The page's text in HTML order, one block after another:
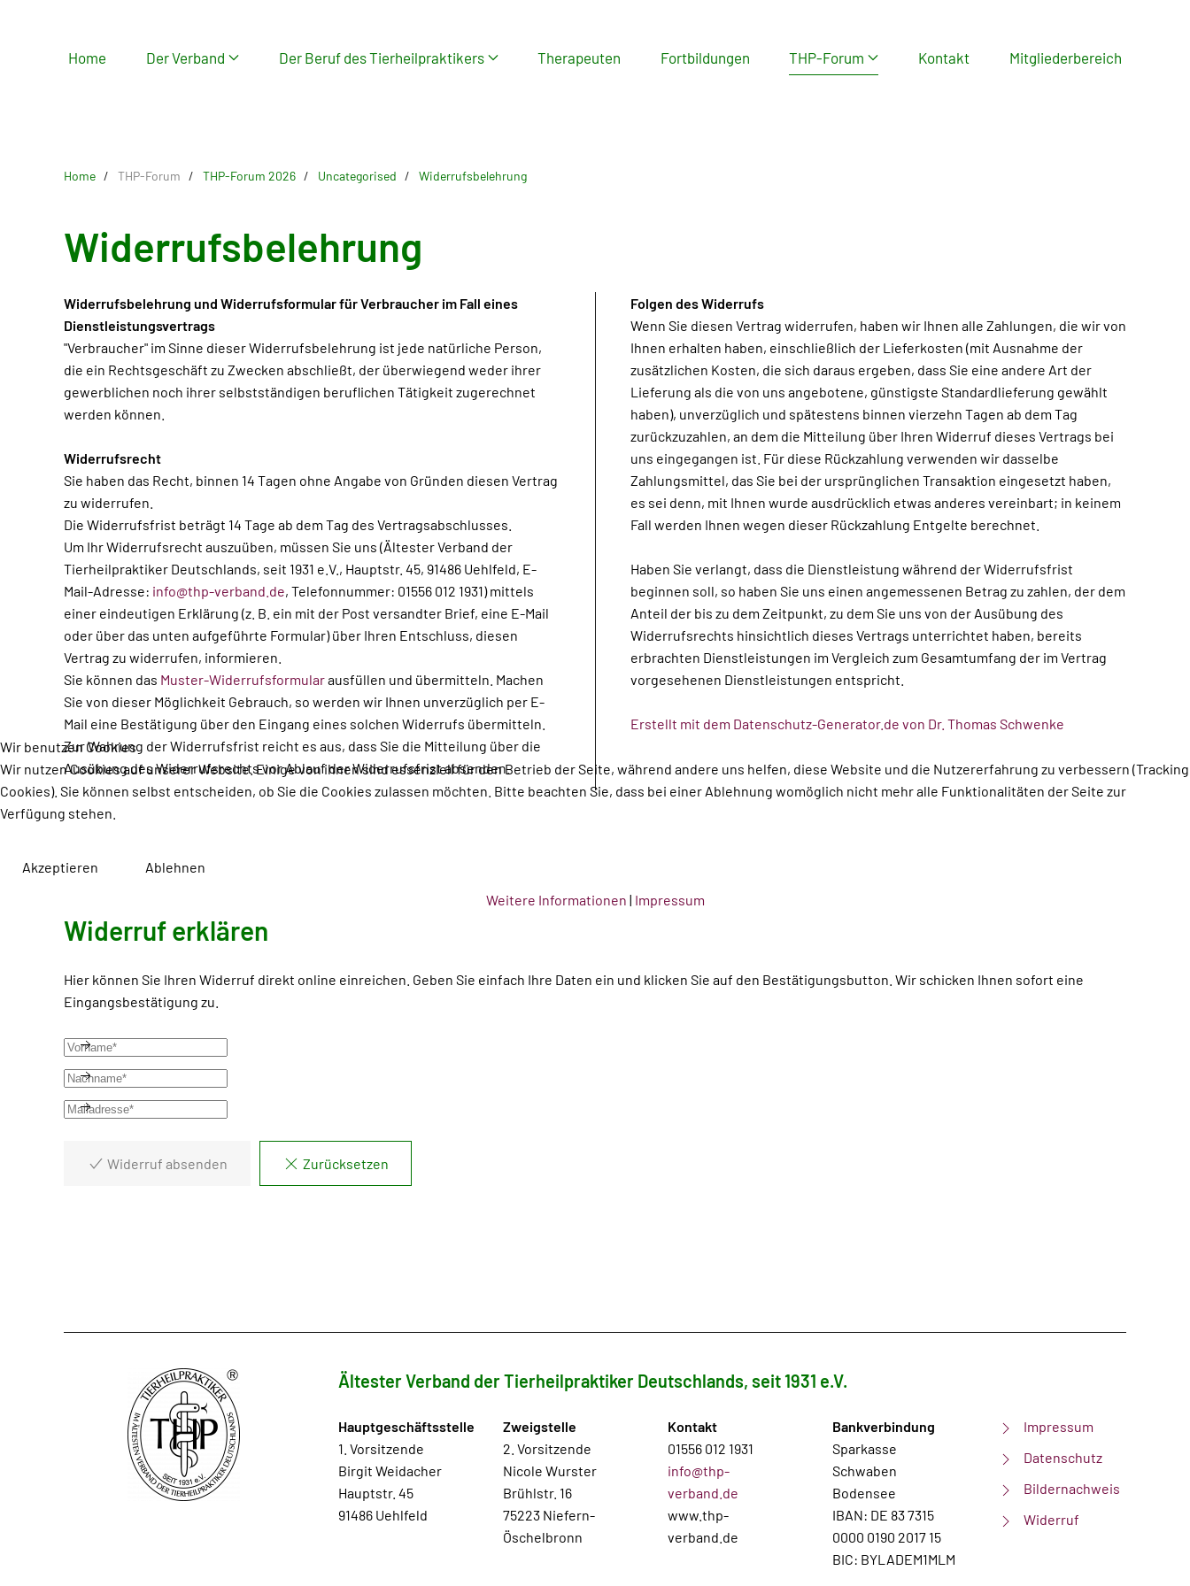
Home Der Verband Der Beruf des Tierheilpraktikers Therapeuten Fortbildungen THP-Forum Kontakt Mitgliederbereich
Home THP-Forum THP-Forum 2026 Uncategorised Widerrufsbelehrung
Widerrufsbelehrung
Widerrufsbelehrung und Widerrufsformular für Verbraucher im Fall eines
Dienstleistungsvertrags
"Verbraucher" im Sinne dieser Widerrufsbelehrung ist jede natürliche Person,
die ein Rechtsgeschäft zu Zwecken abschließt, der überwiegend weder ihrer
gewerblichen noch ihrer selbstständigen beruflichen Tätigkeit zugerechnet
werden können.
Widerrufsrecht
Sie haben das Recht, binnen 14 Tagen ohne Angabe von Gründen diesen Vertrag
zu widerrufen.
Die Widerrufsfrist beträgt 14 Tage ab dem Tag des Vertragsabschlusses.
Um Ihr Widerrufsrecht auszuüben, müssen Sie uns (Ältester Verband der
Tierheilpraktiker Deutschlands, seit 1931 e.V., Hauptstr. 45, 91486 Uehlfeld, E-
Mail-Adresse: info@thp-verband.de, Telefonnummer: 01556 012 1931) mittels
einer eindeutigen Erklärung (z. B. ein mit der Post versandter Brief, eine E-Mail
oder über das unten aufgeführte Formular) über Ihren Entschluss, diesen
Vertrag zu widerrufen, informieren.
Sie können das Muster-Widerrufsformularausfüllen und übermitteln. Machen
Sie von dieser Möglichkeit Gebrauch, so werden wir Ihnen unverzüglich per E-
Mail eine Bestätigung über den Eingang eines solchen Widerrufs übermitteln.
Zur Wahrung der Widerrufsfrist reicht es aus, dass Sie die Mitteilung über die
Ausübung des Widerrufsrechts vor Ablauf der Widerrufsfrist absenden.
Folgen des Widerrufs
Wenn Sie diesen Vertrag widerrufen, haben wir Ihnen alle Zahlungen, die wir von
Ihnen erhalten haben, einschließlich der Lieferkosten (mit Ausnahme der
zusätzlichen Kosten, die sich daraus ergeben, dass Sie eine andere Art der
Lieferung als die von uns angebotene, günstigste Standardlieferung gewählt
haben), unverzüglich und spätestens binnen vierzehn Tagen ab dem Tag
zurückzuzahlen, an dem die Mitteilung über Ihren Widerruf dieses Vertrags bei
uns eingegangen ist. Für diese Rückzahlung verwenden wir dasselbe
Zahlungsmittel, das Sie bei der ursprünglichen Transaktion eingesetzt haben,
es sei denn, mit Ihnen wurde ausdrücklich etwas anderes vereinbart; in keinem
Fall werden Ihnen wegen dieser Rückzahlung Entgelte berechnet.
Haben Sie verlangt, dass die Dienstleistung während der Widerrufsfrist
beginnen soll, so haben Sie uns einen angemessenen Betrag zu zahlen, der dem
Anteil der bis zu dem Zeitpunkt, zu dem Sie uns von der Ausübung des
Widerrufsrechts hinsichtlich dieses Vertrags unterrichtet haben, bereits
erbrachten Dienstleistungen im Vergleich zum Gesamtumfang der im Vertrag
vorgesehenen Dienstleistungen entspricht.
Erstellt mit dem Datenschutz-Generator.de von Dr. Thomas Schwenke
Widerruf erklären
Hier können Sie Ihren Widerruf direkt online einreichen. Geben Sie einfach Ihre Daten ein und klicken Sie auf den Bestätigungsbutton. Wir schicken Ihnen sofort eine
Eingangsbestätigung zu.
Widerruf absenden Zurücksetzen
Ältester Verband der Tierheilpraktiker Deutschlands, seit 1931 e.V.
Hauptgeschäftsstelle
1. Vorsitzende
Birgit Weidacher
Hauptstr. 45
91486 Uehlfeld
Zweigstelle
2. Vorsitzende
Nicole Wurster
Brühlstr. 16
75223 Niefern-
Öschelbronn
Kontakt
01556 012 1931
info@thp-
verband.de
www.thp-
verband.de
Bankverbindung
Sparkasse
Schwaben
Bodensee
IBAN: DE 83 7315
0000 0190 2017 15
BIC: BYLADEM1MLM
Impressum
Datenschutz
Bildernachweis
Widerruf
Wir benutzen Cookies
Wir nutzen Cookies auf unserer Website. Einige von ihnen sind essenziell für den Betrieb der Seite, während andere uns helfen, diese Website und die Nutzererfahrung zu verbessern (Tracking
Cookies). Sie können selbst entscheiden, ob Sie die Cookies zulassen möchten. Bitte beachten Sie, dass bei einer Ablehnung womöglich nicht mehr alle Funktionalitäten der Seite zur
Verfügung stehen.
Akzeptieren
Ablehnen
Weitere Informationen | Impressum